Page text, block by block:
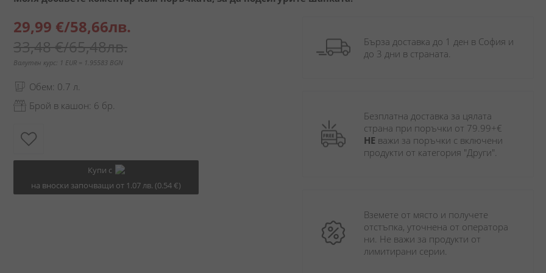
Специална
цена
29,99 €/58,66лв.
33,48 €/65,48лв.
Валутен курс: 1 EUR = 1.95583 BGN
Обем: 0.7 л.
Брой в кашон: 6 бр.
Купи с
на вноски започващи от 1.07 лв. (0.54 €)
Бърза доставка до 1 ден в София и
до 3 дни в страната.
Безплатна доставка за цялата
НЕ важи за поръчки с включени
продукти от категория "Други".
Вземете от място и получете
отстъпка, уточнена от оператора
ни. Не важи за продукти от
лимитирани серии.